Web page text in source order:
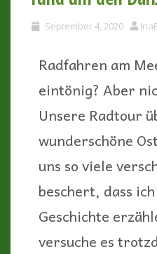
September 4, 2020
Radfahren am
eintönig? Aber
Unsere Radtour
wunderschöne
uns so viele
beschert, dass
Geschichte
versuche es